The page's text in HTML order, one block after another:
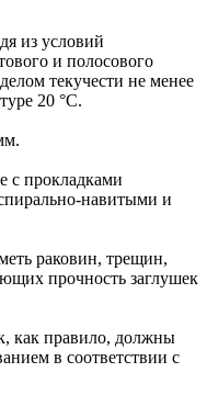
из условий
и полосового
текучести не менее
20 °С.
с прокладками
навитыми и
раковин, трещин,
прочность заглушек
как правило, должны
в соответствии с